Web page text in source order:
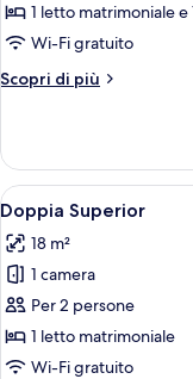
Camera
tripla
1 letto matrimoniale
Wi-Fi gratuito
Scopri di più
Altri
tripla
Apri
tutte
le
foto
per
Doppia
Superior
9
Doppia Superior
18 m²
1 camera
Per 2 persone
1 letto matrimoniale
Wi-Fi gratuito